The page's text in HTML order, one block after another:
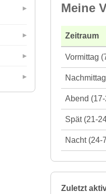
Meine
Zeitraum
Vormittag
Abend
Spät (21-
Nacht (24-
Zuletzt